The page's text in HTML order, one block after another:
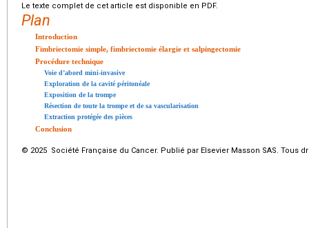
Le texte complet de cet article est disponible en PDF.
Plan
Introduction
Fimbriectomie simple, fimbriectomie élargie et salpingectomie
Procédure technique
Voie d’abord mini-invasive
Exploration de la cavité péritonéale
Exposition de la trompe
Résection de toute la trompe et de sa vascularisation
Extraction protégée des pièces
Conclusion
© 2025 Société Française du Cancer. Publié par Elsevier Masson SAS. Tous